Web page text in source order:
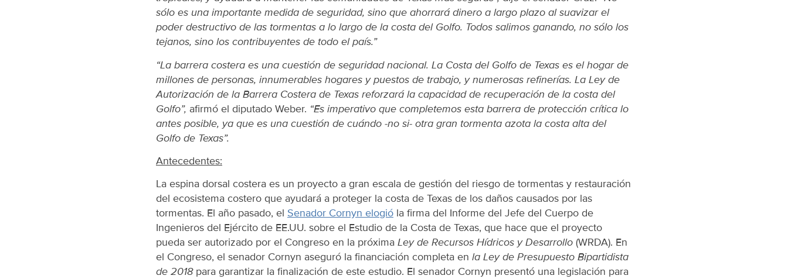
sólo es una importante medida de seguridad, sino que ahorrará dinero a largo plazo al suavizar el
poder destructivo de las tormentas a lo largo de la costa del Golfo. Todos salimos ganando, no sólo los
tejanos, sino los contribuyentes de todo el país.”
“La barrera costera es una cuestión de seguridad nacional. La Costa del Golfo de Texas es el hogar de
millones de personas, innumerables hogares y puestos de trabajo, y numerosas refinerías. La Ley de
Autorización de la Barrera Costera de Texas reforzará la capacidad de recuperación de la costa del
Golfo”, afirmó el diputado Weber. “Es imperativo que completemos esta barrera de protección crítica lo
antes posible, ya que es una cuestión de cuándo -no si- otra gran tormenta azota la costa alta del
Golfo de Texas”.
Antecedentes:
La espina dorsal costera es un proyecto a gran escala de gestión del riesgo de tormentas y restauración
del ecosistema costero que ayudará a proteger la costa de Texas de los daños causados por las
tormentas. El año pasado, el Senador Cornyn elogió la firma del Informe del Jefe del Cuerpo de
Ingenieros del Ejército de EE.UU. sobre el Estudio de la Costa de Texas, que hace que el proyecto
pueda ser autorizado por el Congreso en la próxima Ley de Recursos Hídricos y Desarrollo (WRDA). En
el Congreso, el senador Cornyn aseguró la financiación completa en la Ley de Presupuesto Bipartidista
de 2018para garantizar la finalización de este estudio. El senador Cornyn presentó una legislación para